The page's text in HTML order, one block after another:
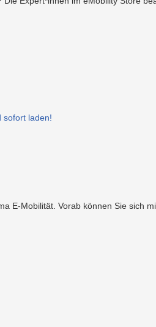
sofort laden!
E-Mobilität. Vorab können Sie sich